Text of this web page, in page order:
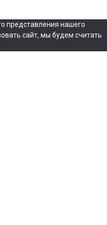
представления нашего
сайт, мы будем считать